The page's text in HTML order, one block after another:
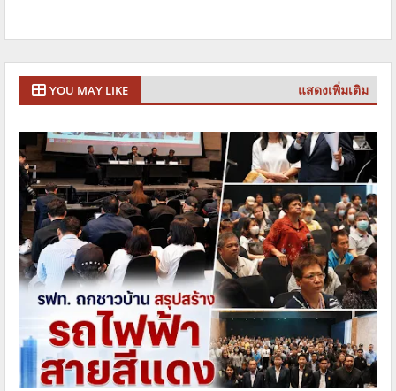
YOU MAY LIKE แสดงเพิ่มเติม